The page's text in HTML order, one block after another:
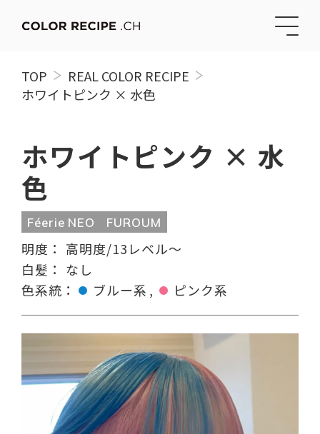
TOP
REAL COLOR RECIPE
ホワイトピンク × 水色
ホワイトピンク × 水
色
Féerie NEO FUROUM
明度： 高明度/13レベル〜
白髪： なし
色系統：
ブルー系 ピンク系